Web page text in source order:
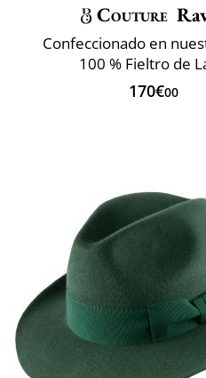
Couture
Confeccionado en
100 % Fieltro de
170€00